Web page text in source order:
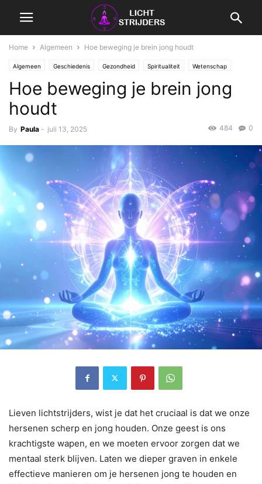
Home Algemeen Hoe beweging je brein jong houdt
Algemeen Geschiedenis Gezondheid Spiritualiteit Wetenschap
Zorg
Hoe beweging je brein jong
houdt
By Paula - juli 13, 2025 0
484
Lieven lichtstrijders, wist je dat het cruciaal is dat we onze
hersenen scherp en jong houden. Onze geest is ons
krachtigste wapen, en we moeten ervoor zorgen dat we
mentaal sterk blijven. Laten we dieper graven in enkele
effectieve manieren om je hersenen jong te houden en